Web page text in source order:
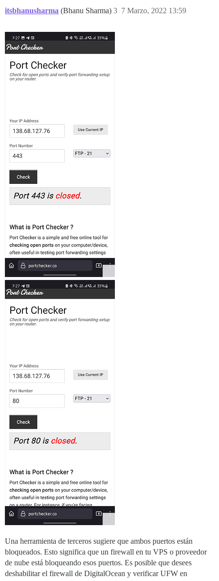
itsbhanusharma (Bhanu Sharma) 7 Marzo, 2022 13:59
3
Una herramienta de terceros sugiere que ambos puertos están
bloqueados. Esto significa que un firewall en tu VPS o proveedor
de nube está bloqueando esos puertos. Es posible que desees
deshabilitar el firewall de DigitalOcean y verificar UFW en